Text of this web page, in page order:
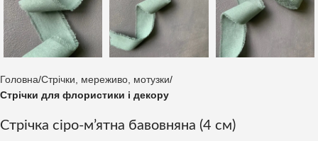
Головна Стрічки, мереживо, мотузки
Стрічки для флористики і декору
Стрічка сіро-м’ятна бавовняна (4 см)